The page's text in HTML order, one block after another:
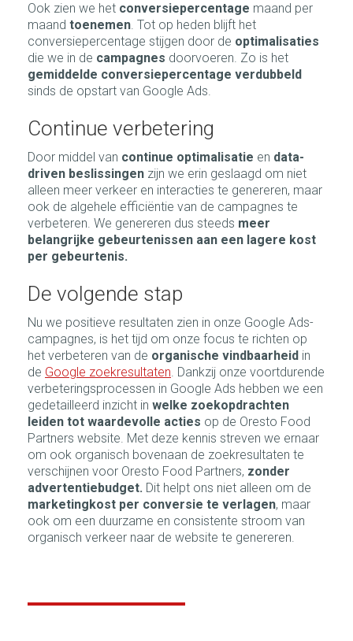
Ook zien we het conversiepercentage maand per
maand toenemen. Tot op heden blijft het
conversiepercentage stijgen door de optimalisaties
die we in de campagnes doorvoeren. Zo is het
gemiddelde conversiepercentage verdubbeld
sinds de opstart van Google Ads.
Continue verbetering
Door middel van continue optimalisatie en data-
driven beslissingen zijn we erin geslaagd om niet
alleen meer verkeer en interacties te genereren, maar
ook de algehele efficiëntie van de campagnes te
verbeteren. We genereren dus steeds meer
belangrijke gebeurtenissen aan een lagere kost
per gebeurtenis.
De volgende stap
Nu we positieve resultaten zien in onze Google Ads-
campagnes, is het tijd om onze focus te richten op
het verbeteren van de organische vindbaarheid in
de Google zoekresultaten. Dankzij onze voortdurende
verbeteringsprocessen in Google Ads hebben we een
gedetailleerd inzicht in welke zoekopdrachten
leiden tot waardevolle acties op de Oresto Food
Partners website. Met deze kennis streven we ernaar
om ook organisch bovenaan de zoekresultaten te
verschijnen voor Oresto Food Partners, zonder
advertentiebudget. Dit helpt ons niet alleen om de
marketingkost per conversie te verlagen, maar
ook om een duurzame en consistente stroom van
organisch verkeer naar de website te genereren.